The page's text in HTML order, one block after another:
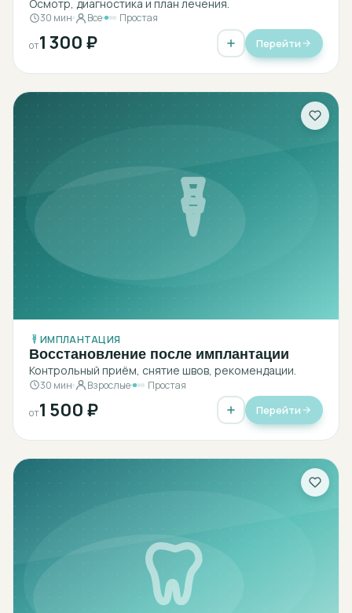
Осмотр, диагностика и план лечения.
30 мин Все Простая
от1 300 ₽ Перейти
ИМПЛАНТАЦИЯ
Восстановление после имплантации
Контрольный приём, снятие швов, рекомендации.
30 мин Взрослые Простая
от1 500 ₽ Перейти